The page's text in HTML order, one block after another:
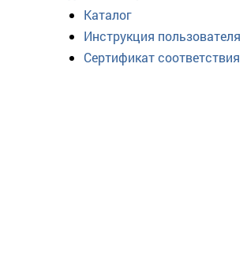
Каталог
Инструкция пользователя
Сертификат соответствия